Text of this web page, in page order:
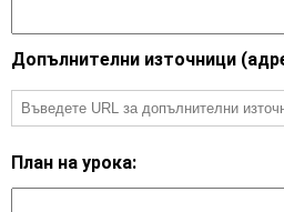
Допълнителни източници
План на урока: